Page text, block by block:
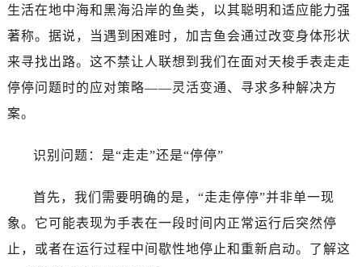
生活在地中海和黑海沿岸的鱼类，以其聪明和适应能力强
著称。据说，当遇到困难时，加吉鱼会通过改变身体形状
来寻找出路。这不禁让人联想到我们在面对天梭手表走走
停停问题时的应对策略——灵活变通、寻求多种解决方
案。
识别问题：是“走走”还是“停停”
首先，我们需要明确的是，“走走停停”并非单一现
象。它可能表现为手表在一段时间内正常运行后突然停
止，或者在运行过程中间歇性地停止和重新启动。了解这